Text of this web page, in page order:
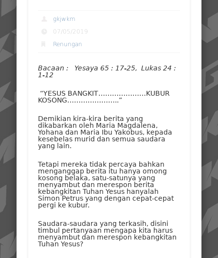
gkjwkm
07/05/2019
Renungan
Bacaan : Yesaya 65 : 17-25, Lukas 24 :
1-12
“YESUS BANGKIT…………………KUBUR
KOSONG…………………..”
Demikian kira-kira berita yang
dikabarkan oleh Maria Magdalena,
Yohana dan Maria Ibu Yakobus, kepada
kesebelas murid dan semua saudara
yang lain.
Tetapi mereka tidak percaya bahkan
menganggap berita itu hanya omong
kosong belaka, satu-satunya yang
menyambut dan merespon berita
kebangkitan Tuhan Yesus hanyalah
Simon Petrus yang dengan cepat-cepat
pergi ke kubur.
Saudara-saudara yang terkasih, disini
timbul pertanyaan mengapa kita harus
menyambut dan merespon kebangkitan
Tuhan Yesus?